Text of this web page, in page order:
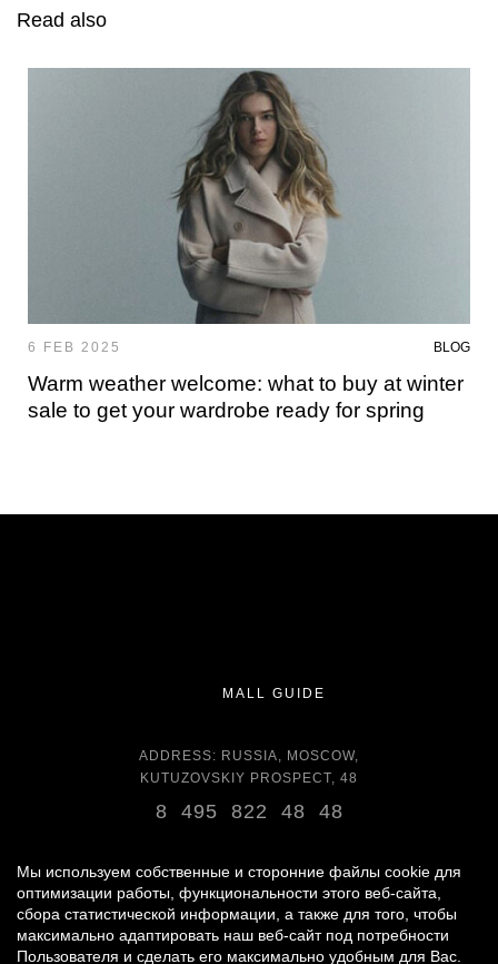
Read also
6 FEB 2025 BLOG
Warm weather welcome: what to buy at winter
sale to get your wardrobe ready for spring
MALL GUIDE
ADDRESS: RUSSIA, MOSCOW,
KUTUZOVSKIY PROSPECT, 48
8 495 822 48 48
DAILY 11:00 - 22:00 DAILY
GROCERY STORE - AROUND THE CLOCK
Мы используем собственные и сторонние файлы cookie для
оптимизации работы, функциональности этого веб-сайта,
сбора статистической информации, а также для того, чтобы
максимально адаптировать наш веб-сайт под потребности
Пользователя и сделать его максимально удобным для Вас.